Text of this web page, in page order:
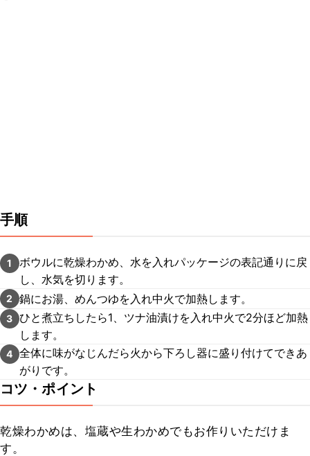
手順
1
ボウルに乾燥わかめ、水を入れパッケージの表記通りに戻
し、水気を切ります。
2 鍋にお湯、めんつゆを入れ中火で加熱します。
3 ひと煮立ちしたら1、ツナ油漬けを入れ中火で2分ほど加熱
します。
4 全体に味がなじんだら火から下ろし器に盛り付けてできあ
がりです。
コツ・ポイント
乾燥わかめは、塩蔵や生わかめでもお作りいただけま
す。